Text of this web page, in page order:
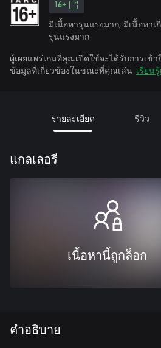
16+
มีเนื้อหารุนแรงมาก, มีเนื้อหา
รุนแรงมาก
ผู้เผยแพร่เกมที่คุณเปิดใช้จะได้รับการเข้
ข้อมูลที่เกี่ยวข้องในขณะที่คุณเล่น เรียน
รายละเอียด รีวิว
แกลเลอรี
เนื้อหานี้ถูกล็อก
คำอธิบาย